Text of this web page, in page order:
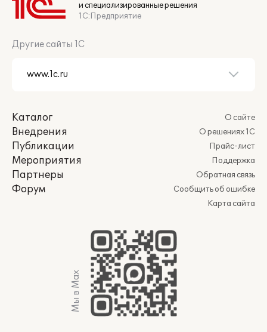
и специализированные решения
1С:Предприятие
Другие сайты 1С
Каталог
Внедрения
Публикации
Мероприятия
Партнеры
Форум
О сайте
О решениях 1С
Прайс-лист
Поддержка
Обратная связь
Сообщить об ошибке
Карта сайта
Мы в Max